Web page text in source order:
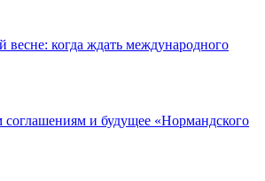
весне: когда ждать международного
и будущее «Нормандского